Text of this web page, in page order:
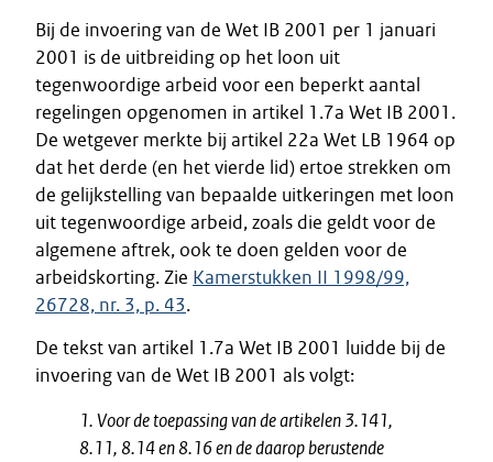
Bij de invoering van de Wet IB 2001 per 1 januari
2001 is de uitbreiding op het loon uit
tegenwoordige arbeid voor een beperkt aantal
regelingen opgenomen in artikel 1.7a Wet IB 2001.
De wetgever merkte bij artikel 22a Wet LB 1964 op
dat het derde (en het vierde lid) ertoe strekken om
de gelijkstelling van bepaalde uitkeringen met loon
uit tegenwoordige arbeid, zoals die geldt voor de
algemene aftrek, ook te doen gelden voor de
arbeidskorting. Zie Kamerstukken II 1998/99,
26728, nr. 3, p. 43.
De tekst van artikel 1.7a Wet IB 2001 luidde bij de
invoering van de Wet IB 2001 als volgt:
1. Voor de toepassing van de artikelen 3.141,
8.11, 8.14 en 8.16 en de daarop berustende